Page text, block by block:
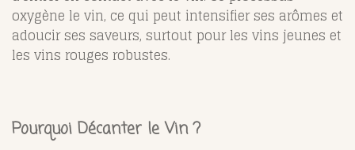
oxygène le vin, ce qui peut intensifier ses arômes et
adoucir ses saveurs, surtout pour les vins jeunes et
les vins rouges robustes.
Pourquoi Décanter le Vin ?